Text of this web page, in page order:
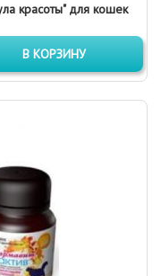
красоты" для кошек
В КОРЗИНУ